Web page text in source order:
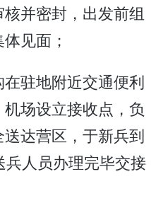
并密封，出发前组
见面；
在驻地附近交通便利
场设立接收点，负
达营区，于新兵到
人员办理完毕交接